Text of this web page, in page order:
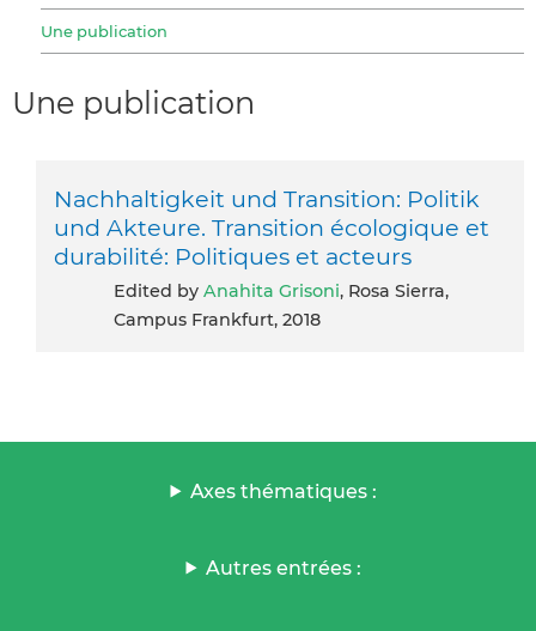
Une publication
Une publication
Nachhaltigkeit und Transition: Politik
und Akteure. Transition écologique et
durabilité: Politiques et acteurs
Edited by Anahita Grisoni, Rosa Sierra,
Campus Frankfurt, 2018
Axes thématiques :
Autres entrées :